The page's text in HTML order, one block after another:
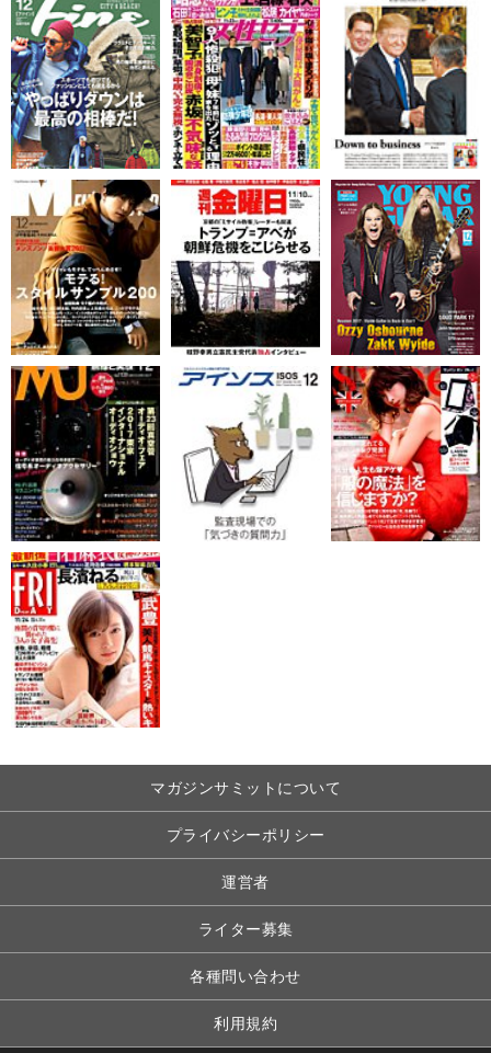
マガジンサミットについて
プライバシーポリシー
運営者
ライター募集
各種問い合わせ
利用規約